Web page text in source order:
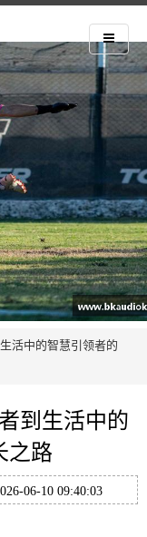
活中的智慧引领者的
到生活中的
之路
06-10 09:40:03